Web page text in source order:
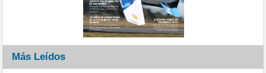
Más Leídos